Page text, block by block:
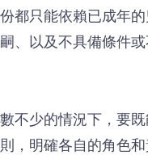
都只能依賴已成年
、以及不具備條件或
不少的情況下，要
，明確各自的角色